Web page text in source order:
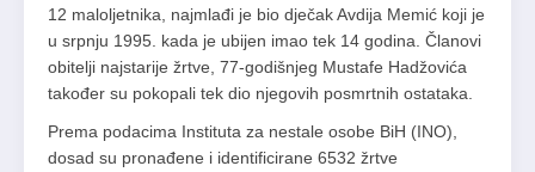
12 maloljetnika, najmlađi je bio dječak Avdija Memić koji je
u srpnju 1995. kada je ubijen imao tek 14 godina. Članovi
obitelji najstarije žrtve, 77-godišnjeg Mustafe Hadžovića
također su pokopali tek dio njegovih posmrtnih ostataka.
Prema podacima Instituta za nestale osobe BiH (INO),
dosad su pronađene i identificirane 6532 žrtve